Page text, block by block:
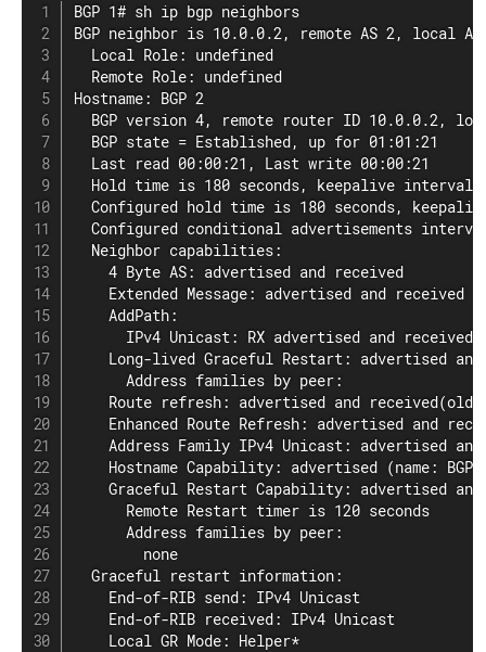
BGP 1# sh ip bgp neighbors
BGP neighbor is 10.0.0.2, remote AS 2, local
  Local Role: undefined
  Remote Role: undefined
Hostname: BGP 2
BGP version 4, remote router ID 10.0.0.2,
  BGP state = Established, up for 01:01:21
  Last read 00:00:21, Last write 00:00:21
Hold time is 180 seconds, keepalive interval
Configured hold time is 180 seconds,
Configured conditional advertisements
  Neighbor capabilities:
    4 Byte AS: advertised and received
    Extended Message: advertised and received
    AddPath:
      IPv4 Unicast: RX advertised and received
Long-lived Graceful Restart: advertised
      Address families by peer:
Route refresh: advertised and received(old
Enhanced Route Refresh: advertised and
Address Family IPv4 Unicast: advertised
Hostname Capability: advertised (name: BGP
Graceful Restart Capability: advertised
      Remote Restart timer is 120 seconds
      Address families by peer:
        none
  Graceful restart information:
    End-of-RIB send: IPv4 Unicast
    End-of-RIB received: IPv4 Unicast
    Local GR Mode: Helper*